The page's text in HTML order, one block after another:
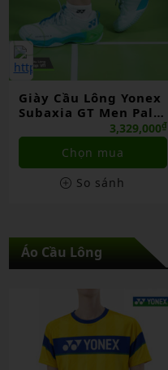
Giày Cầu Lông Yonex
Subaxia GT Men Pale
Green Chính Hãng
3,329,000₫
Chọn mua
So sánh
Áo Cầu Lông